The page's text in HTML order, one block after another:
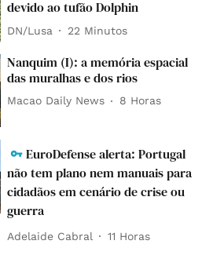
devido ao tufão Dolphin
DN/Lusa 22 Minutos
Nanquim (I): a memória espacial
das muralhas e dos rios
Macao Daily News 8 Horas
EuroDefense alerta: Portugal
não tem plano nem manuais para
cidadãos em cenário de crise ou
guerra
Adelaide Cabral 11 Horas